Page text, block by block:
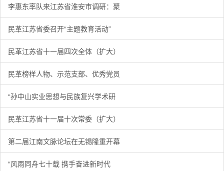
李惠东率队来江苏省淮安市调研：聚
民革江苏省委召开“主题教育活动”
民革江苏省十一届四次全体（扩大）
民革榜样人物、示范支部、优秀党员
“孙中山实业思想与民族复兴学术研
民革江苏省十一届十次常委（扩大）
第二届江南文脉论坛在无锡隆重开幕
“风雨同舟七十载 携手奋进新时代